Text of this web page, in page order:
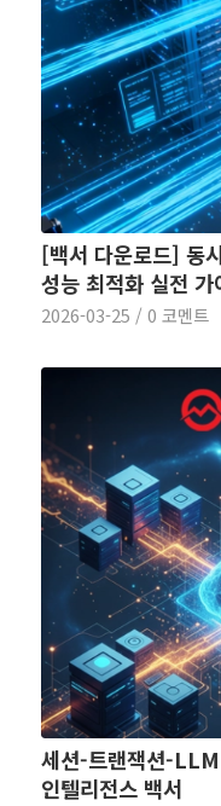
[백서 다운로드] 동
성능 최적화 실전 가
2026-03-25 / 0 코멘트
세션-트랜잭션-
인텔리전스 백서